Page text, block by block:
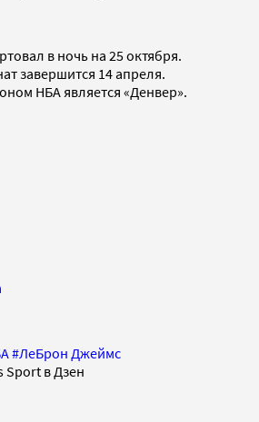
в ночь на 25 октября.
завершится 14 апреля.
НБА является «Денвер».
#ЛеБрон Джеймс
Sport в Дзен